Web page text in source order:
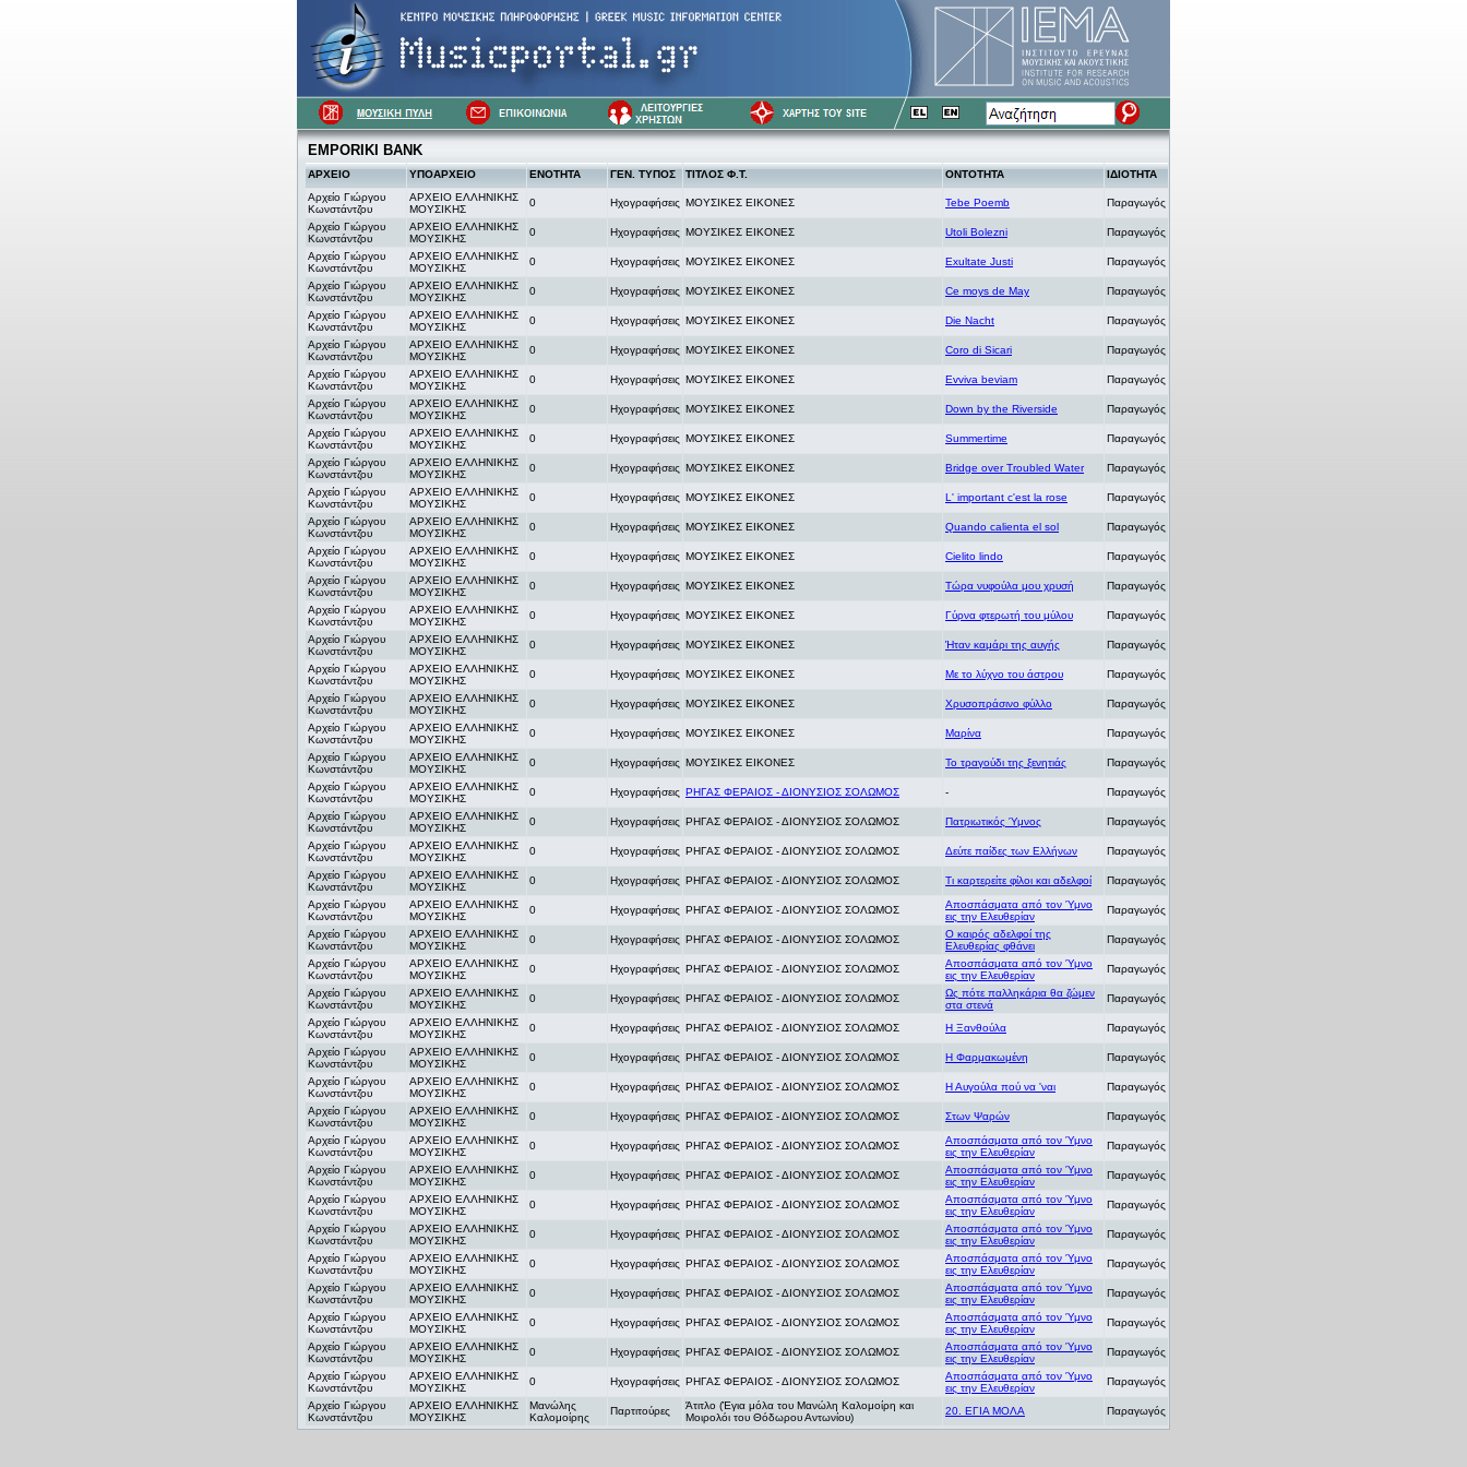
EMPORIKI BANK
ΑΡΧΕΙΟ ΥΠΟΑΡΧΕΙΟ ΕΝΟΤΗΤΑ ΓΕΝ. ΤΥΠΟΣ ΤΙΤΛΟΣ Φ.Τ. ΟΝΤΟΤΗΤΑ
ΙΔΙΟΤΗΤΑ
Αρχείο Γιώργου
Κωνστάντζου
ΑΡΧΕΙΟ ΕΛΛΗΝΙΚΗΣ
ΜΟΥΣΙΚΗΣ
0 Ηχογραφήσεις ΜΟΥΣΙΚΕΣ ΕΙΚΟΝΕΣ Tebe Poemb
Παραγωγός
Αρχείο Γιώργου
Κωνστάντζου
ΑΡΧΕΙΟ ΕΛΛΗΝΙΚΗΣ
ΜΟΥΣΙΚΗΣ
0 Ηχογραφήσεις ΜΟΥΣΙΚΕΣ ΕΙΚΟΝΕΣ Utoli Bolezni
Παραγωγός
Αρχείο Γιώργου
Κωνστάντζου
ΑΡΧΕΙΟ ΕΛΛΗΝΙΚΗΣ
ΜΟΥΣΙΚΗΣ
0 Ηχογραφήσεις ΜΟΥΣΙΚΕΣ ΕΙΚΟΝΕΣ Exultate Justi
Παραγωγός
Αρχείο Γιώργου
Κωνστάντζου
ΑΡΧΕΙΟ ΕΛΛΗΝΙΚΗΣ
ΜΟΥΣΙΚΗΣ
0 Ηχογραφήσεις ΜΟΥΣΙΚΕΣ ΕΙΚΟΝΕΣ Ce moys de May
Παραγωγός
Αρχείο Γιώργου
Κωνστάντζου
ΑΡΧΕΙΟ ΕΛΛΗΝΙΚΗΣ
ΜΟΥΣΙΚΗΣ
0 Ηχογραφήσεις ΜΟΥΣΙΚΕΣ ΕΙΚΟΝΕΣ Die Nacht
Παραγωγός
Αρχείο Γιώργου
Κωνστάντζου
ΑΡΧΕΙΟ ΕΛΛΗΝΙΚΗΣ
ΜΟΥΣΙΚΗΣ
0 Ηχογραφήσεις ΜΟΥΣΙΚΕΣ ΕΙΚΟΝΕΣ Coro di Sicari
Παραγωγός
Αρχείο Γιώργου
Κωνστάντζου
ΑΡΧΕΙΟ ΕΛΛΗΝΙΚΗΣ
ΜΟΥΣΙΚΗΣ
0 Ηχογραφήσεις ΜΟΥΣΙΚΕΣ ΕΙΚΟΝΕΣ Evviva beviam
Παραγωγός
Αρχείο Γιώργου
Κωνστάντζου
ΑΡΧΕΙΟ ΕΛΛΗΝΙΚΗΣ
ΜΟΥΣΙΚΗΣ
0 Ηχογραφήσεις ΜΟΥΣΙΚΕΣ ΕΙΚΟΝΕΣ Down by the Riverside
Παραγωγός
Αρχείο Γιώργου
Κωνστάντζου
ΑΡΧΕΙΟ ΕΛΛΗΝΙΚΗΣ
ΜΟΥΣΙΚΗΣ
0 Ηχογραφήσεις ΜΟΥΣΙΚΕΣ ΕΙΚΟΝΕΣ Summertime
Παραγωγός
Αρχείο Γιώργου
Κωνστάντζου
ΑΡΧΕΙΟ ΕΛΛΗΝΙΚΗΣ
ΜΟΥΣΙΚΗΣ
0 Ηχογραφήσεις ΜΟΥΣΙΚΕΣ ΕΙΚΟΝΕΣ Bridge over Troubled Water
Παραγωγός
Αρχείο Γιώργου
Κωνστάντζου
ΑΡΧΕΙΟ ΕΛΛΗΝΙΚΗΣ
ΜΟΥΣΙΚΗΣ
0 Ηχογραφήσεις ΜΟΥΣΙΚΕΣ ΕΙΚΟΝΕΣ L' important c'est la rose
Παραγωγός
Αρχείο Γιώργου
Κωνστάντζου
ΑΡΧΕΙΟ ΕΛΛΗΝΙΚΗΣ
ΜΟΥΣΙΚΗΣ
0 Ηχογραφήσεις ΜΟΥΣΙΚΕΣ ΕΙΚΟΝΕΣ Quando calienta el sol
Παραγωγός
Αρχείο Γιώργου
Κωνστάντζου
ΑΡΧΕΙΟ ΕΛΛΗΝΙΚΗΣ
ΜΟΥΣΙΚΗΣ
0 Ηχογραφήσεις ΜΟΥΣΙΚΕΣ ΕΙΚΟΝΕΣ Cielito lindo
Παραγωγός
Αρχείο Γιώργου
Κωνστάντζου
ΑΡΧΕΙΟ ΕΛΛΗΝΙΚΗΣ
ΜΟΥΣΙΚΗΣ
0 Ηχογραφήσεις ΜΟΥΣΙΚΕΣ ΕΙΚΟΝΕΣ Τώρα νυφούλα μου χρυσή
Παραγωγός
Αρχείο Γιώργου
Κωνστάντζου
ΑΡΧΕΙΟ ΕΛΛΗΝΙΚΗΣ
ΜΟΥΣΙΚΗΣ
0 Ηχογραφήσεις ΜΟΥΣΙΚΕΣ ΕΙΚΟΝΕΣ Γύρνα φτερωτή του μύλου
Παραγωγός
Αρχείο Γιώργου
Κωνστάντζου
ΑΡΧΕΙΟ ΕΛΛΗΝΙΚΗΣ
ΜΟΥΣΙΚΗΣ
0 Ηχογραφήσεις ΜΟΥΣΙΚΕΣ ΕΙΚΟΝΕΣ Ήταν καμάρι της αυγής
Παραγωγός
Αρχείο Γιώργου
Κωνστάντζου
ΑΡΧΕΙΟ ΕΛΛΗΝΙΚΗΣ
ΜΟΥΣΙΚΗΣ
0 Ηχογραφήσεις ΜΟΥΣΙΚΕΣ ΕΙΚΟΝΕΣ Με το λύχνο του άστρου
Παραγωγός
Αρχείο Γιώργου
Κωνστάντζου
ΑΡΧΕΙΟ ΕΛΛΗΝΙΚΗΣ
ΜΟΥΣΙΚΗΣ
0 Ηχογραφήσεις ΜΟΥΣΙΚΕΣ ΕΙΚΟΝΕΣ Χρυσοπράσινο φύλλο
Παραγωγός
Αρχείο Γιώργου
Κωνστάντζου
ΑΡΧΕΙΟ ΕΛΛΗΝΙΚΗΣ
ΜΟΥΣΙΚΗΣ
0 Ηχογραφήσεις ΜΟΥΣΙΚΕΣ ΕΙΚΟΝΕΣ Μαρίνα
Παραγωγός
Αρχείο Γιώργου
Κωνστάντζου
ΑΡΧΕΙΟ ΕΛΛΗΝΙΚΗΣ
ΜΟΥΣΙΚΗΣ
0 Ηχογραφήσεις ΜΟΥΣΙΚΕΣ ΕΙΚΟΝΕΣ Το τραγούδι της ξενητιάς
Παραγωγός
Αρχείο Γιώργου
Κωνστάντζου
ΑΡΧΕΙΟ ΕΛΛΗΝΙΚΗΣ
ΜΟΥΣΙΚΗΣ
0 Ηχογραφήσεις ΡΗΓΑΣ ΦΕΡΑΙΟΣ - ΔΙΟΝΥΣΙΟΣ ΣΟΛΩΜΟΣ -
Παραγωγός
Αρχείο Γιώργου
Κωνστάντζου
ΑΡΧΕΙΟ ΕΛΛΗΝΙΚΗΣ
ΜΟΥΣΙΚΗΣ
0 Ηχογραφήσεις ΡΗΓΑΣ ΦΕΡΑΙΟΣ - ΔΙΟΝΥΣΙΟΣ ΣΟΛΩΜΟΣ Πατριωτικός Ύμνος
Παραγωγός
Αρχείο Γιώργου
Κωνστάντζου
ΑΡΧΕΙΟ ΕΛΛΗΝΙΚΗΣ
ΜΟΥΣΙΚΗΣ
0 Ηχογραφήσεις ΡΗΓΑΣ ΦΕΡΑΙΟΣ - ΔΙΟΝΥΣΙΟΣ ΣΟΛΩΜΟΣ Δεύτε παίδες των Ελλήνων
Παραγωγός
Αρχείο Γιώργου
Κωνστάντζου
ΑΡΧΕΙΟ ΕΛΛΗΝΙΚΗΣ
ΜΟΥΣΙΚΗΣ
0 Ηχογραφήσεις ΡΗΓΑΣ ΦΕΡΑΙΟΣ - ΔΙΟΝΥΣΙΟΣ ΣΟΛΩΜΟΣ Τι καρτερείτε φίλοι και αδελφοί
Παραγωγός
Αρχείο Γιώργου
Κωνστάντζου
ΑΡΧΕΙΟ ΕΛΛΗΝΙΚΗΣ
ΜΟΥΣΙΚΗΣ
0 Ηχογραφήσεις ΡΗΓΑΣ ΦΕΡΑΙΟΣ - ΔΙΟΝΥΣΙΟΣ ΣΟΛΩΜΟΣ
Αποσπάσματα από τον Ύμνο
εις την Ελευθερίαν
Παραγωγός
Αρχείο Γιώργου
Κωνστάντζου
ΑΡΧΕΙΟ ΕΛΛΗΝΙΚΗΣ
ΜΟΥΣΙΚΗΣ
0 Ηχογραφήσεις ΡΗΓΑΣ ΦΕΡΑΙΟΣ - ΔΙΟΝΥΣΙΟΣ ΣΟΛΩΜΟΣ
Ο καιρός αδελφοί της
Ελευθερίας φθάνει
Παραγωγός
Αρχείο Γιώργου
Κωνστάντζου
ΑΡΧΕΙΟ ΕΛΛΗΝΙΚΗΣ
ΜΟΥΣΙΚΗΣ
0 Ηχογραφήσεις ΡΗΓΑΣ ΦΕΡΑΙΟΣ - ΔΙΟΝΥΣΙΟΣ ΣΟΛΩΜΟΣ
Αποσπάσματα από τον Ύμνο
εις την Ελευθερίαν
Παραγωγός
Αρχείο Γιώργου
Κωνστάντζου
ΑΡΧΕΙΟ ΕΛΛΗΝΙΚΗΣ
ΜΟΥΣΙΚΗΣ
0 Ηχογραφήσεις ΡΗΓΑΣ ΦΕΡΑΙΟΣ - ΔΙΟΝΥΣΙΟΣ ΣΟΛΩΜΟΣ
Ως πότε παλληκάρια θα ζώμεν
στα στενά
Παραγωγός
Αρχείο Γιώργου
Κωνστάντζου
ΑΡΧΕΙΟ ΕΛΛΗΝΙΚΗΣ
ΜΟΥΣΙΚΗΣ
0 Ηχογραφήσεις ΡΗΓΑΣ ΦΕΡΑΙΟΣ - ΔΙΟΝΥΣΙΟΣ ΣΟΛΩΜΟΣ Η Ξανθούλα
Παραγωγός
Αρχείο Γιώργου
Κωνστάντζου
ΑΡΧΕΙΟ ΕΛΛΗΝΙΚΗΣ
ΜΟΥΣΙΚΗΣ
0 Ηχογραφήσεις ΡΗΓΑΣ ΦΕΡΑΙΟΣ - ΔΙΟΝΥΣΙΟΣ ΣΟΛΩΜΟΣ Η Φαρμακωμένη
Παραγωγός
Αρχείο Γιώργου
Κωνστάντζου
ΑΡΧΕΙΟ ΕΛΛΗΝΙΚΗΣ
ΜΟΥΣΙΚΗΣ
0 Ηχογραφήσεις ΡΗΓΑΣ ΦΕΡΑΙΟΣ - ΔΙΟΝΥΣΙΟΣ ΣΟΛΩΜΟΣ Η Αυγούλα πού να 'ναι
Παραγωγός
Αρχείο Γιώργου
Κωνστάντζου
ΑΡΧΕΙΟ ΕΛΛΗΝΙΚΗΣ
ΜΟΥΣΙΚΗΣ
0 Ηχογραφήσεις ΡΗΓΑΣ ΦΕΡΑΙΟΣ - ΔΙΟΝΥΣΙΟΣ ΣΟΛΩΜΟΣ Στων Ψαρών
Παραγωγός
Αρχείο Γιώργου
Κωνστάντζου
ΑΡΧΕΙΟ ΕΛΛΗΝΙΚΗΣ
ΜΟΥΣΙΚΗΣ
0 Ηχογραφήσεις ΡΗΓΑΣ ΦΕΡΑΙΟΣ - ΔΙΟΝΥΣΙΟΣ ΣΟΛΩΜΟΣ
Αποσπάσματα από τον Ύμνο
εις την Ελευθερίαν
Παραγωγός
Αρχείο Γιώργου
Κωνστάντζου
ΑΡΧΕΙΟ ΕΛΛΗΝΙΚΗΣ
ΜΟΥΣΙΚΗΣ
0 Ηχογραφήσεις ΡΗΓΑΣ ΦΕΡΑΙΟΣ - ΔΙΟΝΥΣΙΟΣ ΣΟΛΩΜΟΣ
Αποσπάσματα από τον Ύμνο
εις την Ελευθερίαν
Παραγωγός
Αρχείο Γιώργου
Κωνστάντζου
ΑΡΧΕΙΟ ΕΛΛΗΝΙΚΗΣ
ΜΟΥΣΙΚΗΣ
0 Ηχογραφήσεις ΡΗΓΑΣ ΦΕΡΑΙΟΣ - ΔΙΟΝΥΣΙΟΣ ΣΟΛΩΜΟΣ
Αποσπάσματα από τον Ύμνο
εις την Ελευθερίαν
Παραγωγός
Αρχείο Γιώργου
Κωνστάντζου
ΑΡΧΕΙΟ ΕΛΛΗΝΙΚΗΣ
ΜΟΥΣΙΚΗΣ
0 Ηχογραφήσεις ΡΗΓΑΣ ΦΕΡΑΙΟΣ - ΔΙΟΝΥΣΙΟΣ ΣΟΛΩΜΟΣ
Αποσπάσματα από τον Ύμνο
εις την Ελευθερίαν
Παραγωγός
Αρχείο Γιώργου
Κωνστάντζου
ΑΡΧΕΙΟ ΕΛΛΗΝΙΚΗΣ
ΜΟΥΣΙΚΗΣ
0 Ηχογραφήσεις ΡΗΓΑΣ ΦΕΡΑΙΟΣ - ΔΙΟΝΥΣΙΟΣ ΣΟΛΩΜΟΣ
Αποσπάσματα από τον Ύμνο
εις την Ελευθερίαν
Παραγωγός
Αρχείο Γιώργου
Κωνστάντζου
ΑΡΧΕΙΟ ΕΛΛΗΝΙΚΗΣ
ΜΟΥΣΙΚΗΣ
0 Ηχογραφήσεις ΡΗΓΑΣ ΦΕΡΑΙΟΣ - ΔΙΟΝΥΣΙΟΣ ΣΟΛΩΜΟΣ
Αποσπάσματα από τον Ύμνο
εις την Ελευθερίαν
Παραγωγός
Αρχείο Γιώργου
Κωνστάντζου
ΑΡΧΕΙΟ ΕΛΛΗΝΙΚΗΣ
ΜΟΥΣΙΚΗΣ
0 Ηχογραφήσεις ΡΗΓΑΣ ΦΕΡΑΙΟΣ - ΔΙΟΝΥΣΙΟΣ ΣΟΛΩΜΟΣ
Αποσπάσματα από τον Ύμνο
εις την Ελευθερίαν
Παραγωγός
Αρχείο Γιώργου
Κωνστάντζου
ΑΡΧΕΙΟ ΕΛΛΗΝΙΚΗΣ
ΜΟΥΣΙΚΗΣ
0 Ηχογραφήσεις ΡΗΓΑΣ ΦΕΡΑΙΟΣ - ΔΙΟΝΥΣΙΟΣ ΣΟΛΩΜΟΣ
Αποσπάσματα από τον Ύμνο
εις την Ελευθερίαν
Παραγωγός
Αρχείο Γιώργου
Κωνστάντζου
ΑΡΧΕΙΟ ΕΛΛΗΝΙΚΗΣ
ΜΟΥΣΙΚΗΣ
0 Ηχογραφήσεις ΡΗΓΑΣ ΦΕΡΑΙΟΣ - ΔΙΟΝΥΣΙΟΣ ΣΟΛΩΜΟΣ
Αποσπάσματα από τον Ύμνο
εις την Ελευθερίαν
Παραγωγός
Αρχείο Γιώργου
Κωνστάντζου
ΑΡΧΕΙΟ ΕΛΛΗΝΙΚΗΣ
ΜΟΥΣΙΚΗΣ
Μανώλης
Καλομοίρης
Παρτιτούρες
Άτιτλο (Έγια μόλα του Μανώλη Καλομοίρη και
Μοιρολόι του Θόδωρου Αντωνίου)
20. ΕΓΙΑ ΜΟΛΑ Παραγωγός